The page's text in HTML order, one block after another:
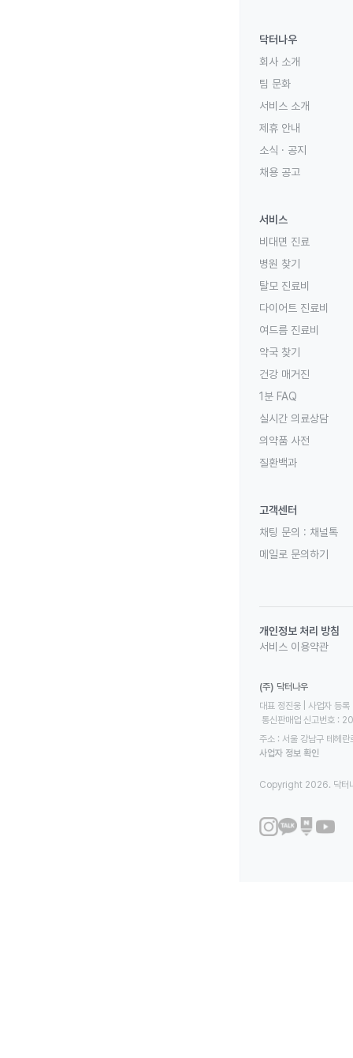
닥터나우
회사 소개
팀 문화
서비스 소개
제휴 안내
소식 · 공지
채용 공고
서비스
비대면 진료
병원 찾기
탈모 진료비
다이어트 진료비
여드름 진료비
약국 찾기
건강 매거진
1분 FAQ
실시간 의료상담
의약품 사전
질환백과
고객센터
채팅 문의 : 채널톡
메일로 문의하기
개인정보 처리 방침
서비스 이용약관
(주) 닥터나우
대표 정진웅 | 사업자
통신판매업 신고번호
주소 : 서울 강남구 테헤
사업자 정보 확인
Copyright 2026. 닥터